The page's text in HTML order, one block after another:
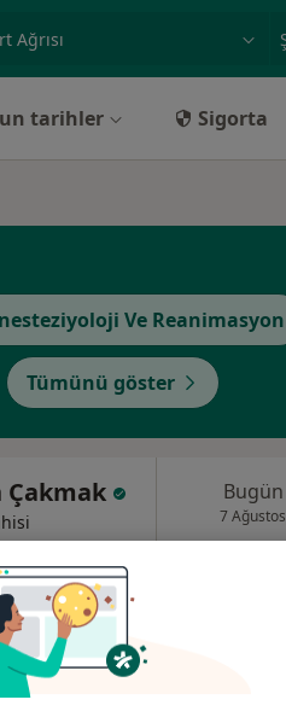
tarihler Sigorta
Ve Reanimasyon
Tümünü göster
Çakmak
Ertuğrul Gazi, Yunus Emre Cd. no:104, 63300 Haliliye/Şanlıurfa, Şanlıurfa •Harita
Bugün
7 Ağustos